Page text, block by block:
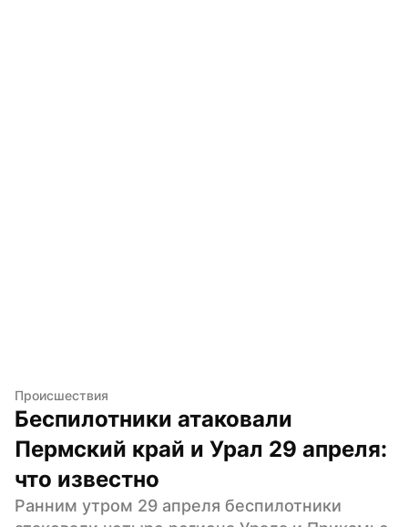
Происшествия
Беспилотники атаковали
Пермский край и Урал 29 апреля:
что известно
Ранним утром 29 апреля беспилотники